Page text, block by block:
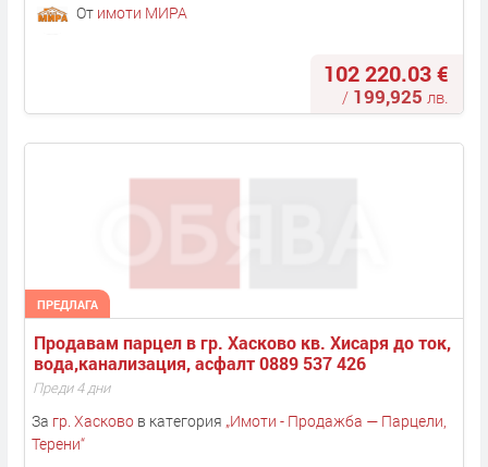
От имоти МИРА
102 220.03 €
/ 199,925 лв.
ПРЕДЛАГА
Продавам парцел в гр. Хасково кв. Хисаря до ток,
вода,канализация, асфалт 0889 537 426
Преди 4 дни
За гр. Хасковов категория „Имоти - Продажба — Парцели,
Терени“